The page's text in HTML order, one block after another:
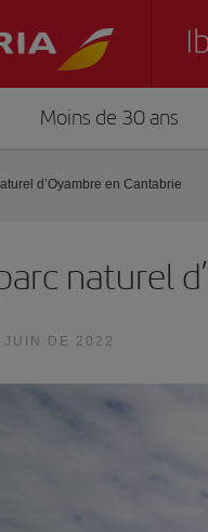
Moins de 30 ans
d’Oyambre en Cantabrie
naturel
JUIN DE 2022